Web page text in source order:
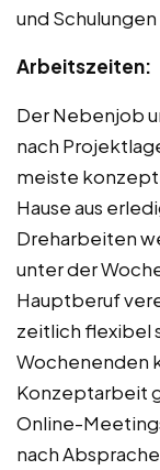
und
Arbeitszeiten:
Der Nebenjob
nach
meiste
Hause aus
Dreharbeiten
unter der
Hauptberuf
zeitlich flexibel
Wochenenden
Konzeptarbeit
Online-
nach